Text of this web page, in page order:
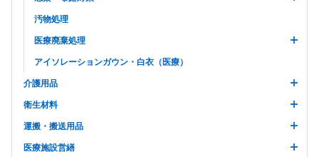
汚物処理
医療廃棄処理
アイソレーションガウン・白衣（医療）
介護用品
衛生材料
運搬・搬送用品
医療施設営繕